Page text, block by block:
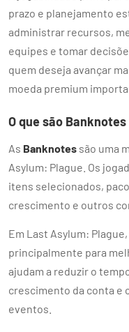
prazo e planejamento
administrar recursos,
equipes e tomar
quem deseja avançar
moeda premium
O que são
As Banknotes são uma
Asylum: Plague. Os
itens selecionados,
crescimento e outros
Em Last Asylum:
principalmente para
ajudam a reduzir o
crescimento da conta e
eventos.